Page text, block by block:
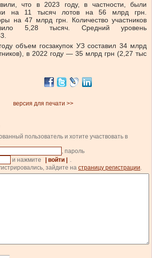
что в 2023 году, в частности, были
на 11 тысяч лотов на 56 млрд грн.
на 47 млрд грн. Количество участников
5,28 тысяч. Средний уровень
объем госзакупок УЗ составил 34 млрд
в 2022 году — 35 млрд грн (2,27 тыс
версия для печати >>
пользователь и хотите участвовать в
, пароль
и нажмите
| войти |
.
зайдите на страницу регистрации.